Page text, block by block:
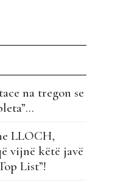
na tregon se
LLOCH,
vijnë këtë javë
List”!